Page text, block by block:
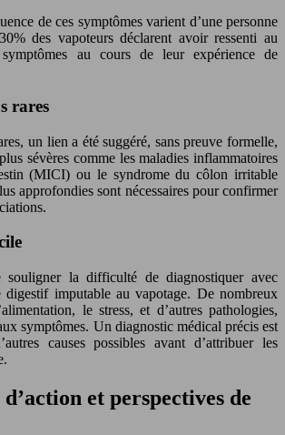
de ces symptômes varient d’une personne
des vapoteurs déclarent avoir ressenti au
au cours de leur expérience de
rares
un lien a été suggéré, sans preuve formelle,
sévères comme les maladies inflammatoires
(MICI) ou le syndrome du côlon irritable
approfondies sont nécessaires pour confirmer
la difficulté de diagnostiquer avec
digestif imputable au vapotage. De nombreux
le stress, et d’autres pathologies,
symptômes. Un diagnostic médical précis est
causes possibles avant d’attribuer les
et perspectives de